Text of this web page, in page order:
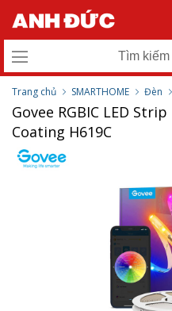
Trang chủ SMARTHOME Đèn
Govee RGBIC LED
Coating H619C